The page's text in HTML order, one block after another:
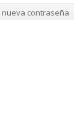
nueva contraseña